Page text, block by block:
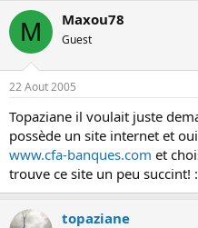
M Maxou78
Guest
22 Aout 2005
Topaziane il voulait juste
possède un site internet et
www.cfa-banques.com et
trouve ce site un peu succint!
topaziane